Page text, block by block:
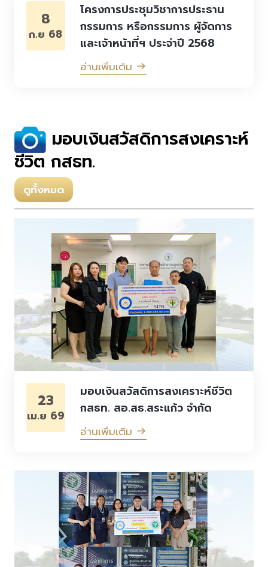
8
ก.ย 68
โครงการประชุมวิชาการประธาน
กรรมการ หรือกรรมการ ผู้จัดการ
และเจ้าหน้าที่ฯ ประจำปี 2568
อ่านเพิ่มเติม
มอบเงินสวัสดิการสงเคราะห์
ชีวิต กสธท.
ดูทั้งหมด
23
เม.ย 69
มอบเงินสวัสดิการสงเคราะห์ชีวิต
กสธท. สอ.สธ.สระแก้ว จำกัด
อ่านเพิ่มเติม